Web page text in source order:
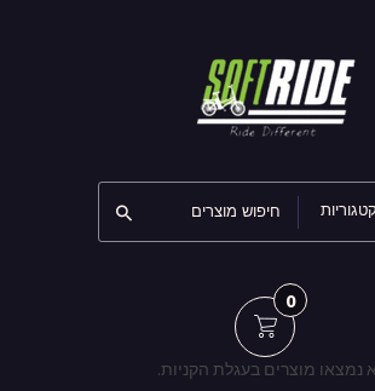
0
נמצאו מוצרים בעגלת הקניות.